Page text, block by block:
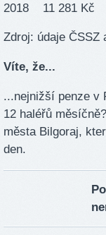
2018 11 281 Kč
Zdroj: údaje ČSSZ
Víte, že...
...nejnižší penze v
12 haléřů
města Bilgoraj,
den.